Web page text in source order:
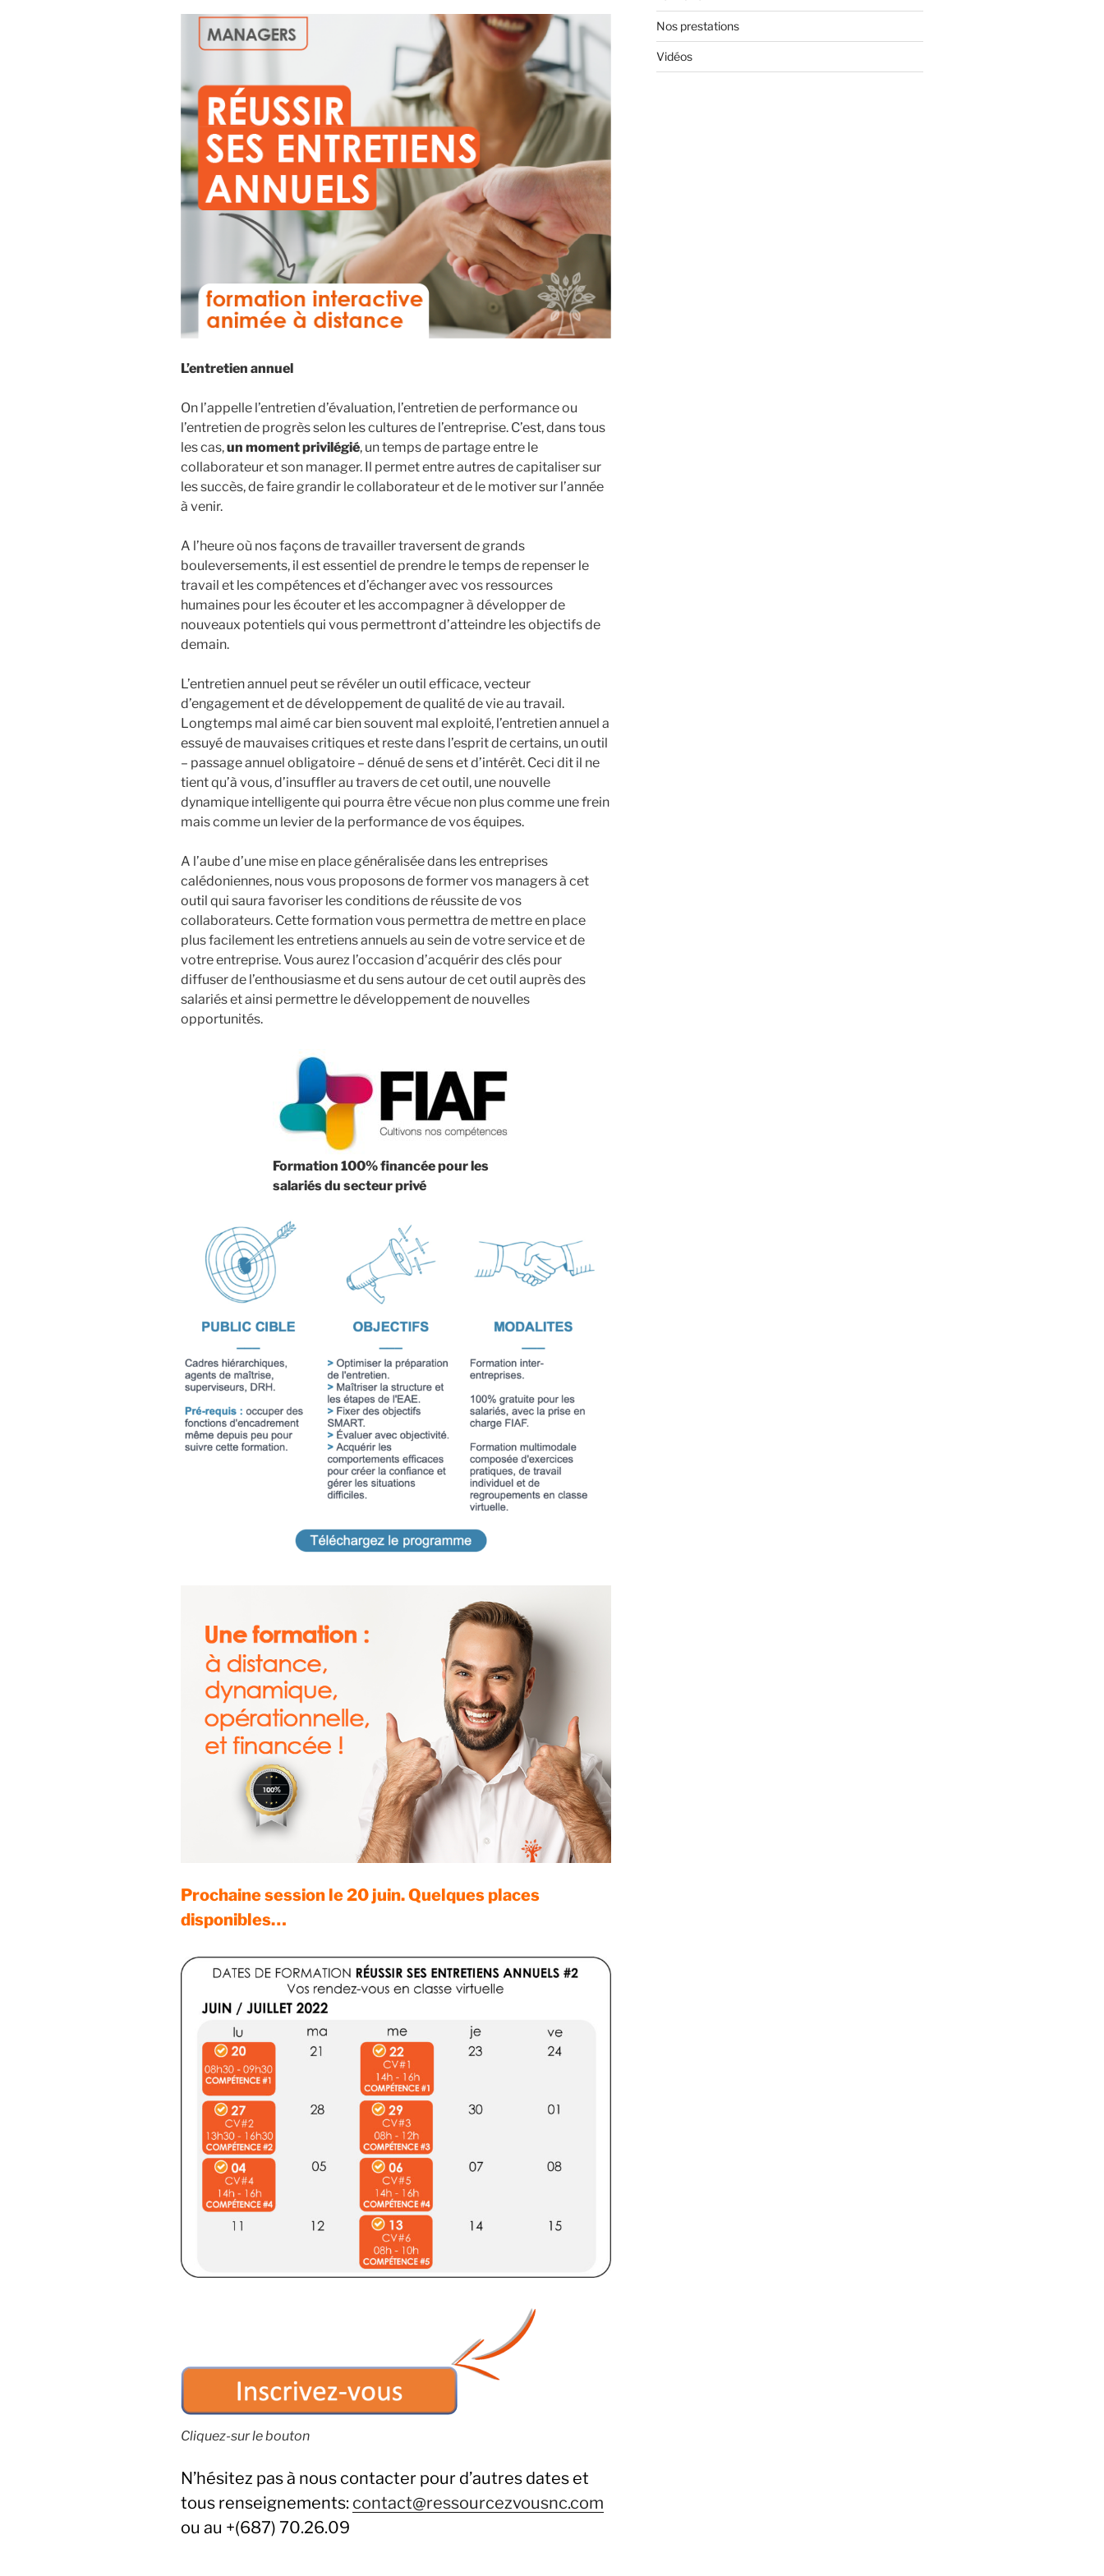
L’entretien annuel
On l’appelle l’entretien d’évaluation, l’entretien de performance ou
l’entretien de progrès selon les cultures de l’entreprise. C’est, dans tous
les cas,un moment privilégié, un temps de partage entre le
collaborateur et son manager. Il permet entre autres de capitaliser sur
les succès, de faire grandir le collaborateur et de le motiver sur l’année
à venir.
A l’heure où nos façons de travailler traversent de grands
bouleversements, il est essentiel de prendre le temps de repenser le
travail et les compétences et d’échanger avec vos ressources
humaines pour les écouter et les accompagner à développer de
nouveaux potentiels qui vous permettront d’atteindre les objectifs de
demain.
L’entretien annuel peut se révéler un outil efficace, vecteur
d’engagement et de développement de qualité de vie au travail.
Longtemps mal aimé car bien souvent mal exploité, l’entretien annuel a
essuyé de mauvaises critiques et reste dans l’esprit de certains, un outil
– passage annuel obligatoire – dénué de sens et d’intérêt. Ceci dit il ne
tient qu’à vous, d’insuffler au travers de cet outil, une nouvelle
dynamique intelligente qui pourra être vécue non plus comme une frein
mais comme un levier de la performance de vos équipes.
A l’aube d’une mise en place généralisée dans les entreprises
calédoniennes, nous vous proposons de former vos managers à cet
outil qui saura favoriser les conditions de réussite de vos
collaborateurs. Cette formation vous permettra de mettre en place
plus facilement les entretiens annuels au sein de votre service et de
votre entreprise. Vous aurez l’occasion d’acquérir des clés pour
diffuser de l’enthousiasme et du sens autour de cet outil auprès des
salariés et ainsi permettre le développement de nouvelles
opportunités.
Formation 100% financée pour les
salariés du secteur privé
Prochaine session le 20 juin. Quelques places
disponibles…
Cliquez-sur le bouton
N’hésitez pas à nous contacter pour d’autres dates et
tous renseignements: contact@ressourcezvousnc.com
ou au +(687) 70.26.09
Nos prestations
Vidéos